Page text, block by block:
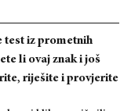
test iz prometnih
li ovaj znak i još
riješite i provjerite